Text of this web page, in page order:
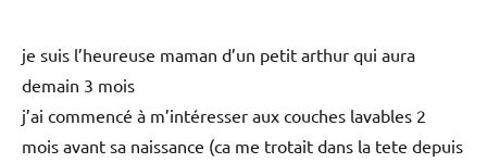
je suis l’heureuse maman d’un petit arthur qui aura
demain 3 mois
j’ai commencé à m’intéresser aux couches lavables 2
mois avant sa naissance (ca me trotait dans la tete depuis